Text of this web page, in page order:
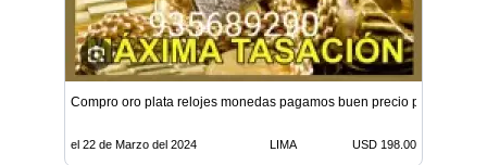
Compro oro plata relojes monedas pagamos buen precio por gramo
el 22 de Marzo del 2024 LIMA USD 198.00